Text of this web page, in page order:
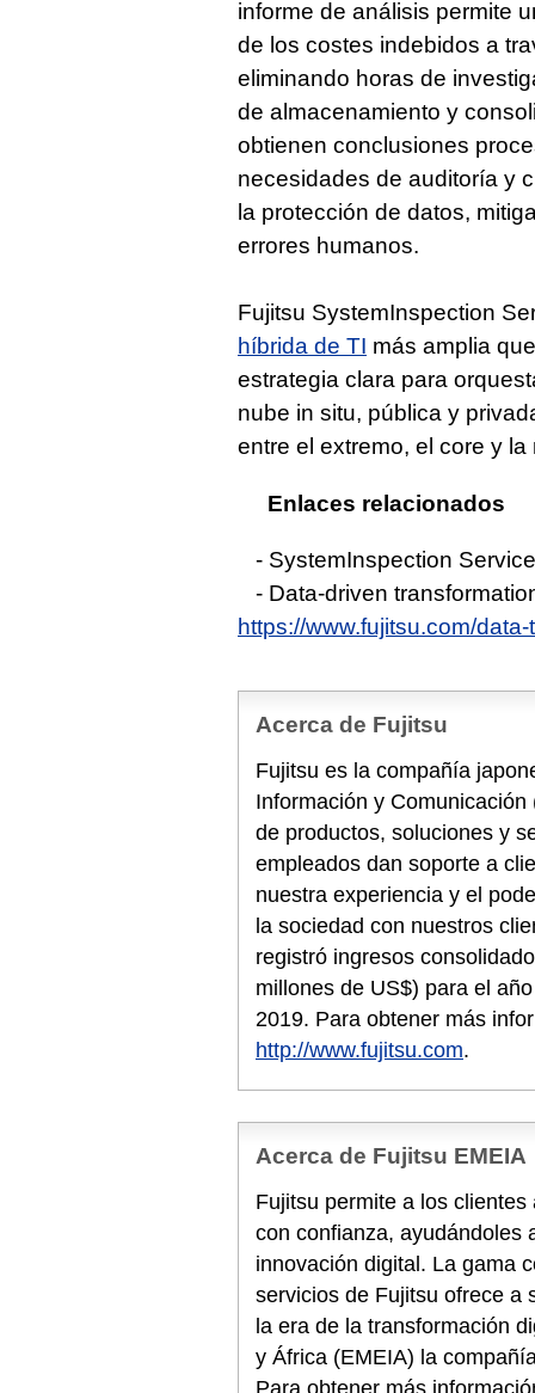
informe de análisis permite
de los costes indebidos a
eliminando horas de
de almacenamiento y
obtienen conclusiones
necesidades de auditoría y
la protección de datos,
errores humanos.
Fujitsu SystemInspection
híbrida de TI más amplia
estrategia clara para
nube in situ, pública y
entre el extremo, el core y la
Enlaces relacionados
- SystemInspection
- Data-driven
https://www.fujitsu.com/
Acerca de Fujitsu
Fujitsu es la compañía
Información y
de productos, soluciones y
empleados dan soporte a
nuestra experiencia y el
la sociedad con nuestros
registró ingresos
millones de US$) para el
2019. Para obtener más
http://www.fujitsu.com.
Acerca de Fujitsu EMEIA
Fujitsu permite a los
con confianza, ayudándoles
innovación digital. La gama
servicios de Fujitsu ofrece a
la era de la transformación
y África (EMEIA) la